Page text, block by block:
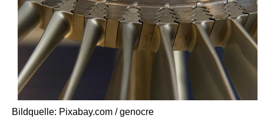
Bildquelle: Pixabay.com / genocre